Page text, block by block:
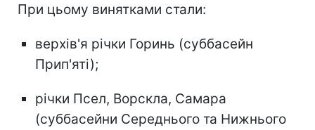
При цьому винятками стали:
верхів'я річки Горинь (суббасейн
Прип'яті);
річки Псел, Ворскла, Самара
(суббасейни Середнього та Нижнього